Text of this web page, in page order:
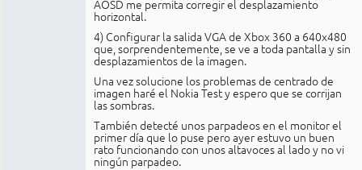
AOSD me permita corregir el desplazamiento
horizontal.
4) Configurar la salida VGA de Xbox 360 a 640x480
que, sorprendentemente, se ve a toda pantalla y sin
desplazamientos de la imagen.
Una vez solucione los problemas de centrado de
imagen haré el Nokia Test y espero que se corrijan
las sombras.
También detecté unos parpadeos en el monitor el
primer día que lo puse pero ayer estuvo un buen
rato funcionando con unos altavoces al lado y no vi
ningún parpadeo.